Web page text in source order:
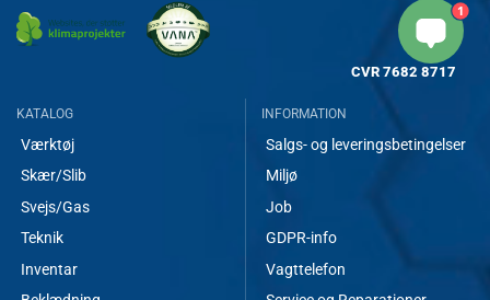
CVR 7682 8717
KATALOG
Værktøj
Skær/Slib
Svejs/Gas
Teknik
Inventar
INFORMATION
Salgs- og leveringsbetingelser
Miljø
Job
GDPR-info
Vagttelefon
1